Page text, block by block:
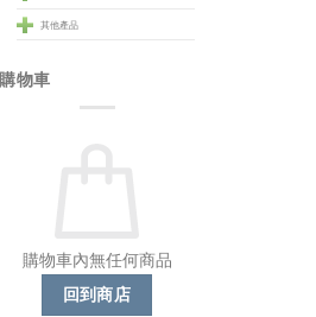
其他產品
購物車
購物車內無任何商品
回到商店